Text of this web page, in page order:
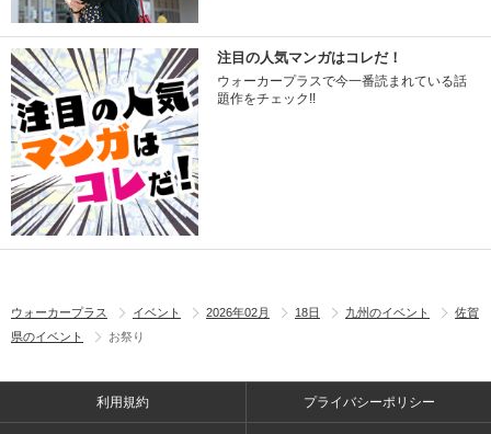
注目の人気マンガはコレだ！
ウォーカープラスで今一番読まれている話
題作をチェック!!
ウォーカープラス イベント 2026年02月 18日 九州のイベント
佐賀
県のイベント
お祭り
利用規約 プライバシーポリシー